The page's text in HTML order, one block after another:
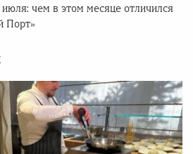
чем в этом месяце отличился
Порт»